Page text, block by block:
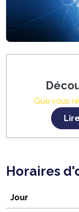
Que vous
Horaires
Jour